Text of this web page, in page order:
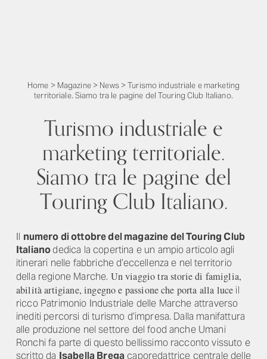
Home > Magazine> News>Turismo industriale e marketing
territoriale. Siamo tra le pagine del Touring Club Italiano.
Turismo industriale e
marketing territoriale.
Siamo tra le pagine del
Touring Club Italiano.
Il numero di ottobre del magazine del Touring Club
Italianodedica la copertina e un ampio articolo agli
itinerari nelle fabbriche d’eccellenza e nel territorio
della regione Marche. Un viaggio tra storie di famiglia,
abilità artigiane, ingegno e passione che porta alla luce il
ricco Patrimonio Industriale delle Marche attraverso
inediti percorsi di turismo d’impresa. Dalla manifattura
alle produzione nel settore del food anche Umani
Ronchi fa parte di questo bellissimo racconto vissuto e
scritto da Isabella Brega caporedattrice centrale delle